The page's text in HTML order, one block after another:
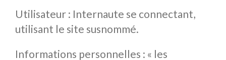
Utilisateur : Internaute se connectant,
utilisant le site susnommé.
Informations personnelles : « les